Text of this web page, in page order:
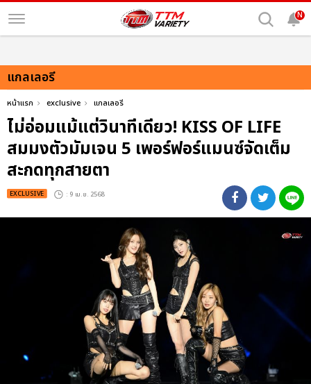
N
แกลเลอรี
หน้าแรก exclusive แกลเลอรี
ไม่อ่อมแม้แต่วินาทีเดียว! KISS OF LIFE
สมมงตัวมัมเจน 5 เพอร์ฟอร์แมนซ์จัดเต็ม
สะกดทุกสายตา
EXCLUSIVE : 9 เม.ย. 2568